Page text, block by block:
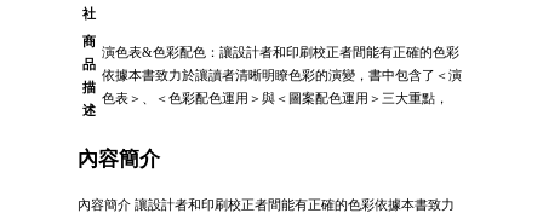
社
商
品
描
述
演色表&色彩配色：讓設計者和印刷校正者間能有正確的色彩
依據本書致力於讓讀者清晰明瞭色彩的演變，書中包含了＜演
色表＞、＜色彩配色運用＞與＜圖案配色運用＞三大重點，
內容簡介
內容簡介 讓設計者和印刷校正者間能有正確的色彩依據本書致力